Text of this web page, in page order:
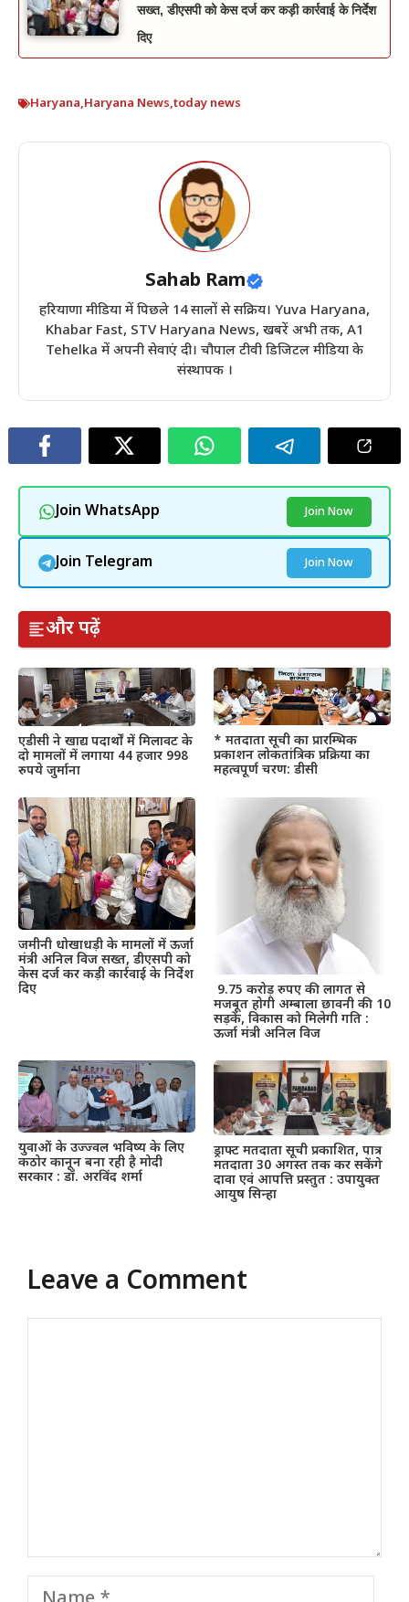
सख्त, डीएसपी को केस दर्ज कर कड़ी कार्रवाई के निर्देश
दिए
Haryana,Haryana News,today news
Sahab Ram
हरियाणा मीडिया में पिछले 14 सालों से सक्रिय। Yuva Haryana,
Khabar Fast, STV Haryana News, खबरें अभी तक, A1
Tehelka में अपनी सेवाएं दी। चौपाल टीवी डिजिटल मीडिया के
संस्थापक ।
Join WhatsApp Join Now
Join Telegram Join Now
और पढ़ें
एडीसी ने खाद्य पदार्थों में मिलावट के
दो मामलों में लगाया 44 हजार 998
रुपये जुर्माना
* मतदाता सूची का प्रारम्भिक
प्रकाशन लोकतांत्रिक प्रक्रिया का
महत्वपूर्ण चरण: डीसी
जमीनी धोखाधड़ी के मामलों में ऊर्जा
मंत्री अनिल विज सख्त, डीएसपी को
केस दर्ज कर कड़ी कार्रवाई के निर्देश
दिए
9.75 करोड़ रुपए की लागत से
मजबूत होगी अम्बाला छावनी की 10
सड़कें, विकास को मिलेगी गति :
ऊर्जा मंत्री अनिल विज
युवाओं के उज्ज्वल भविष्य के लिए
कठोर कानून बना रही है मोदी
सरकार : डॉ. अरविंद शर्मा
ड्राफ्ट मतदाता सूची प्रकाशित, पात्र
मतदाता 30 अगस्त तक कर सकेंगे
दावा एवं आपत्ति प्रस्तुत : उपायुक्त
आयुष सिन्हा
Leave a Comment
Name